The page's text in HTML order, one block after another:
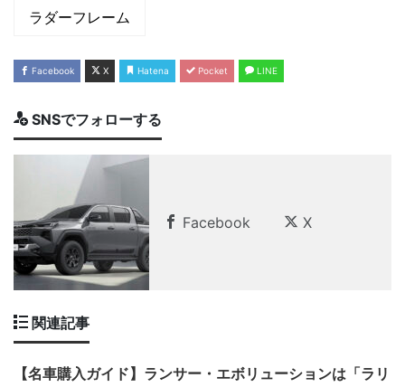
ラダーフレーム
Facebook X Hatena Pocket LINE
SNSでフォローする
Facebook X
関連記事
【名車購入ガイド】ランサー・エボリューションは「ラリ